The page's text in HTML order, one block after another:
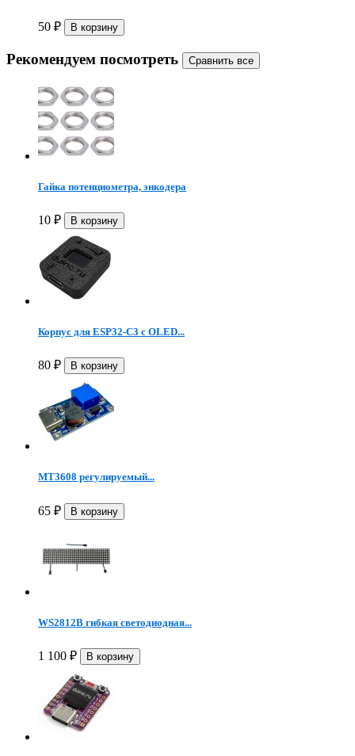
50 ₽
Рекомендуем посмотреть
Гайка потенциометра, энкодера
10 ₽
Корпус для ESP32-C3 с OLED...
80 ₽
MT3608 регулируемый...
65 ₽
WS2812B гибкая светодиодная...
1 100 ₽